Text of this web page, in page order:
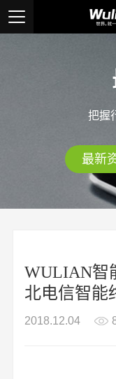
把握
最新
WULIAN智
北电信智能
2018.12.04